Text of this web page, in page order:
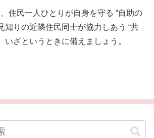
住民一人ひとりが自身を守る “自助の
知りの近隣住民同士が協力しあう “共
いざというときに備えましょう。